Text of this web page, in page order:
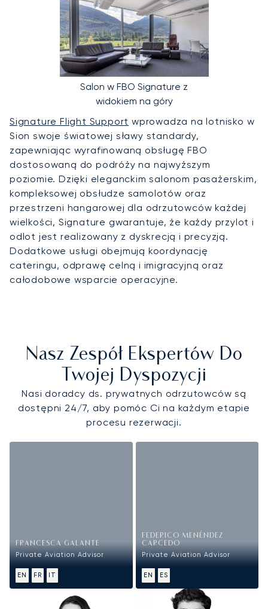
Salon w FBO Signature z
widokiem na góry
Signature Flight Support wprowadza na lotnisko w
Sion swoje światowej sławy standardy,
zapewniając wyrafinowaną obsługę FBO
dostosowaną do podróży na najwyższym
poziomie. Dzięki eleganckim salonom pasażerskim,
kompleksowej obsłudze samolotów oraz
przestrzeni hangarowej dla odrzutowców każdej
wielkości, Signature gwarantuje, że każdy przylot i
odlot jest realizowany z dyskrecją i precyzją.
Dodatkowe usługi obejmują koordynację
cateringu, odprawę celną i imigracyjną oraz
całodobowe wsparcie operacyjne.
Nasz Zespół Ekspertów Do
Twojej Dyspozycji
Nasi doradcy ds. prywatnych odrzutowców są
dostępni 24/7, aby pomóc Ci na każdym etapie
procesu rezerwacji.
FRANCESCA GALANTE
Private Aviation Advisor
EN FR IT
FEDERICO MENÉNDEZ
CARCEDO
Private Aviation Advisor
EN ES